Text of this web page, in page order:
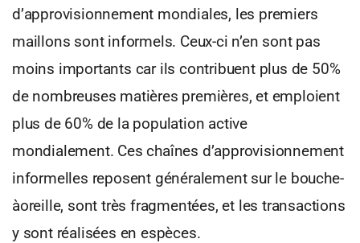
d’approvisionnement mondiales, les premiers
maillons sont informels. Ceux-ci n’en sont pas
moins importants car ils contribuent plus de 50%
de nombreuses matières premières, et emploient
plus de 60% de la population active
mondialement. Ces chaînes d’approvisionnement
informelles reposent généralement sur le bouche-
àoreille, sont très fragmentées, et les transactions
y sont réalisées en espèces.